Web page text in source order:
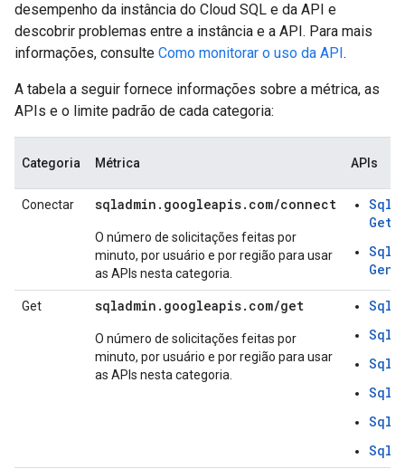
desempenho da instância do Cloud SQL e da API e
descobrir problemas entre a instância e a API. Para mais
informações, consulte Como monitorar o uso da API.
A tabela a seguir fornece informações sobre a métrica, as
APIs e o limite padrão de cada categoria:
Categoria Métrica APIs
Conectar sqladmin.googleapis.com/connect
O número de solicitações feitas por
minuto, por usuário e por região para usar
as APIs nesta categoria.
Get sqladmin.googleapis.com/get
O número de solicitações feitas por
minuto, por usuário e por região para usar
as APIs nesta categoria.